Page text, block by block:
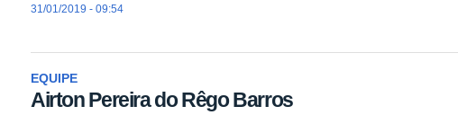
31/01/2019 - 09:54
EQUIPE
Airton Pereira do Rêgo Barros